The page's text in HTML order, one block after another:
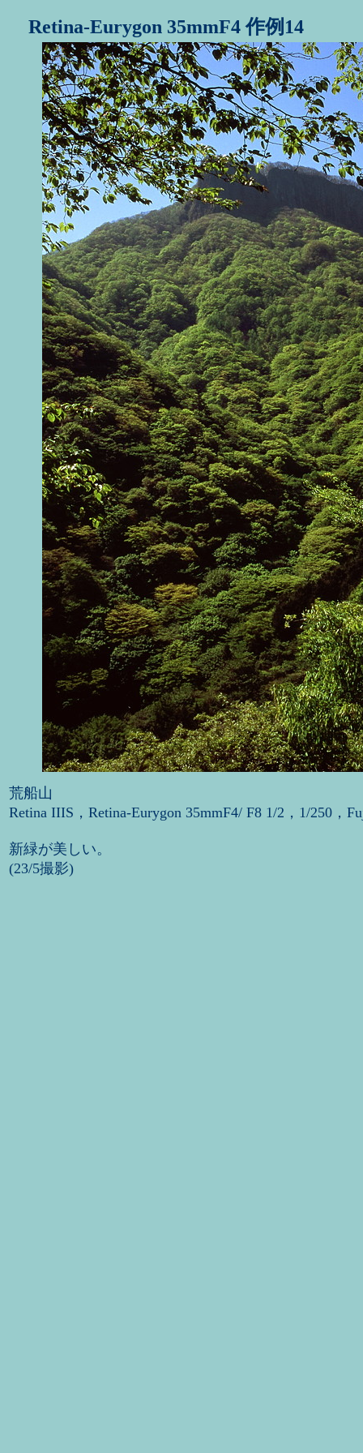
Retina-Eurygon 35mmF4作例14
荒船山
Retina IIIS，Retina-Eurygon 35mmF4/ F8 1/2，1/250，
新緑が美しい。
(23/5撮影)